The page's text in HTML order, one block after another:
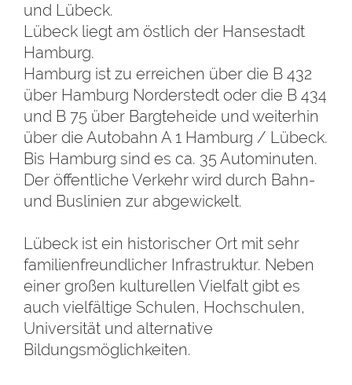
und Lübeck.
Lübeck liegt am östlich der Hansestadt
Hamburg.
Hamburg ist zu erreichen über die B 432
über Hamburg Norderstedt oder die B 434
und B 75 über Bargteheide und weiterhin
über die Autobahn A 1 Hamburg / Lübeck.
Bis Hamburg sind es ca. 35 Autominuten.
Der öffentliche Verkehr wird durch Bahn-
und Buslinien zur abgewickelt.
Lübeck ist ein historischer Ort mit sehr
familienfreundlicher Infrastruktur. Neben
einer großen kulturellen Vielfalt gibt es
auch vielfältige Schulen, Hochschulen,
Universität und alternative
Bildungsmöglichkeiten.